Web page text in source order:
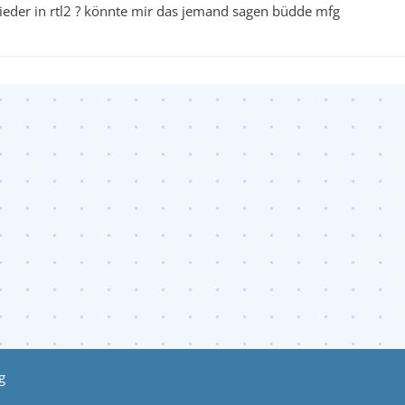
in rtl2 ? könnte mir das jemand sagen büdde mfg